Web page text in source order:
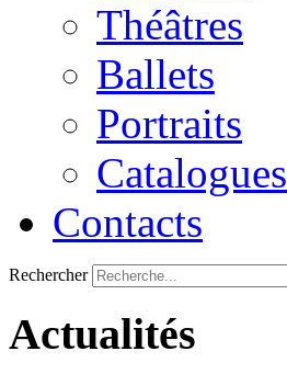
Théâtres
Ballets
Portraits
Catalogues
Contacts
Rechercher
Actualités